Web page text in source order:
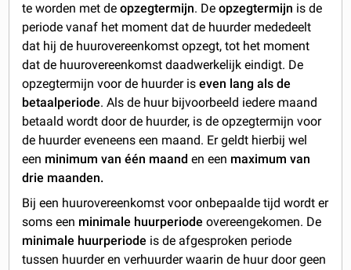
te worden met deopzegtermijn. Deopzegtermijn is de
periode vanaf het moment dat de huurder mededeelt
dat hij de huurovereenkomst opzegt, tot het moment
dat de huurovereenkomst daadwerkelijk eindigt. De
opzegtermijn voor de huurder iseven lang als de
betaalperiode. Als de huur bijvoorbeeld iedere maand
betaald wordt door de huurder, is de opzegtermijn voor
de huurder eveneens een maand. Er geldt hierbij wel
een minimum van één maanden een maximum van
drie maanden.
Bij een huurovereenkomst voor onbepaalde tijd wordt er
soms een minimale huurperiodeovereengekomen. De
minimale huurperiode is de afgesproken periode
tussen huurder en verhuurder waarin de huur door geen